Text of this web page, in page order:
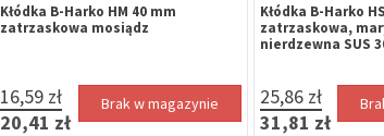
Kłódka B-Harko HM 40 mm
zatrzaskowa mosiądz
16,59 zł
20,41 zł
Brak w magazynie
Kłódka B-Harko
zatrzaskowa,
nierdzewna SUS
25,86 zł
31,81 zł